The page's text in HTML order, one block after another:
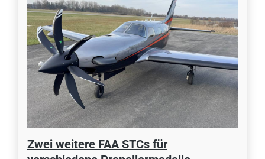
Zwei weitere FAA STCs für